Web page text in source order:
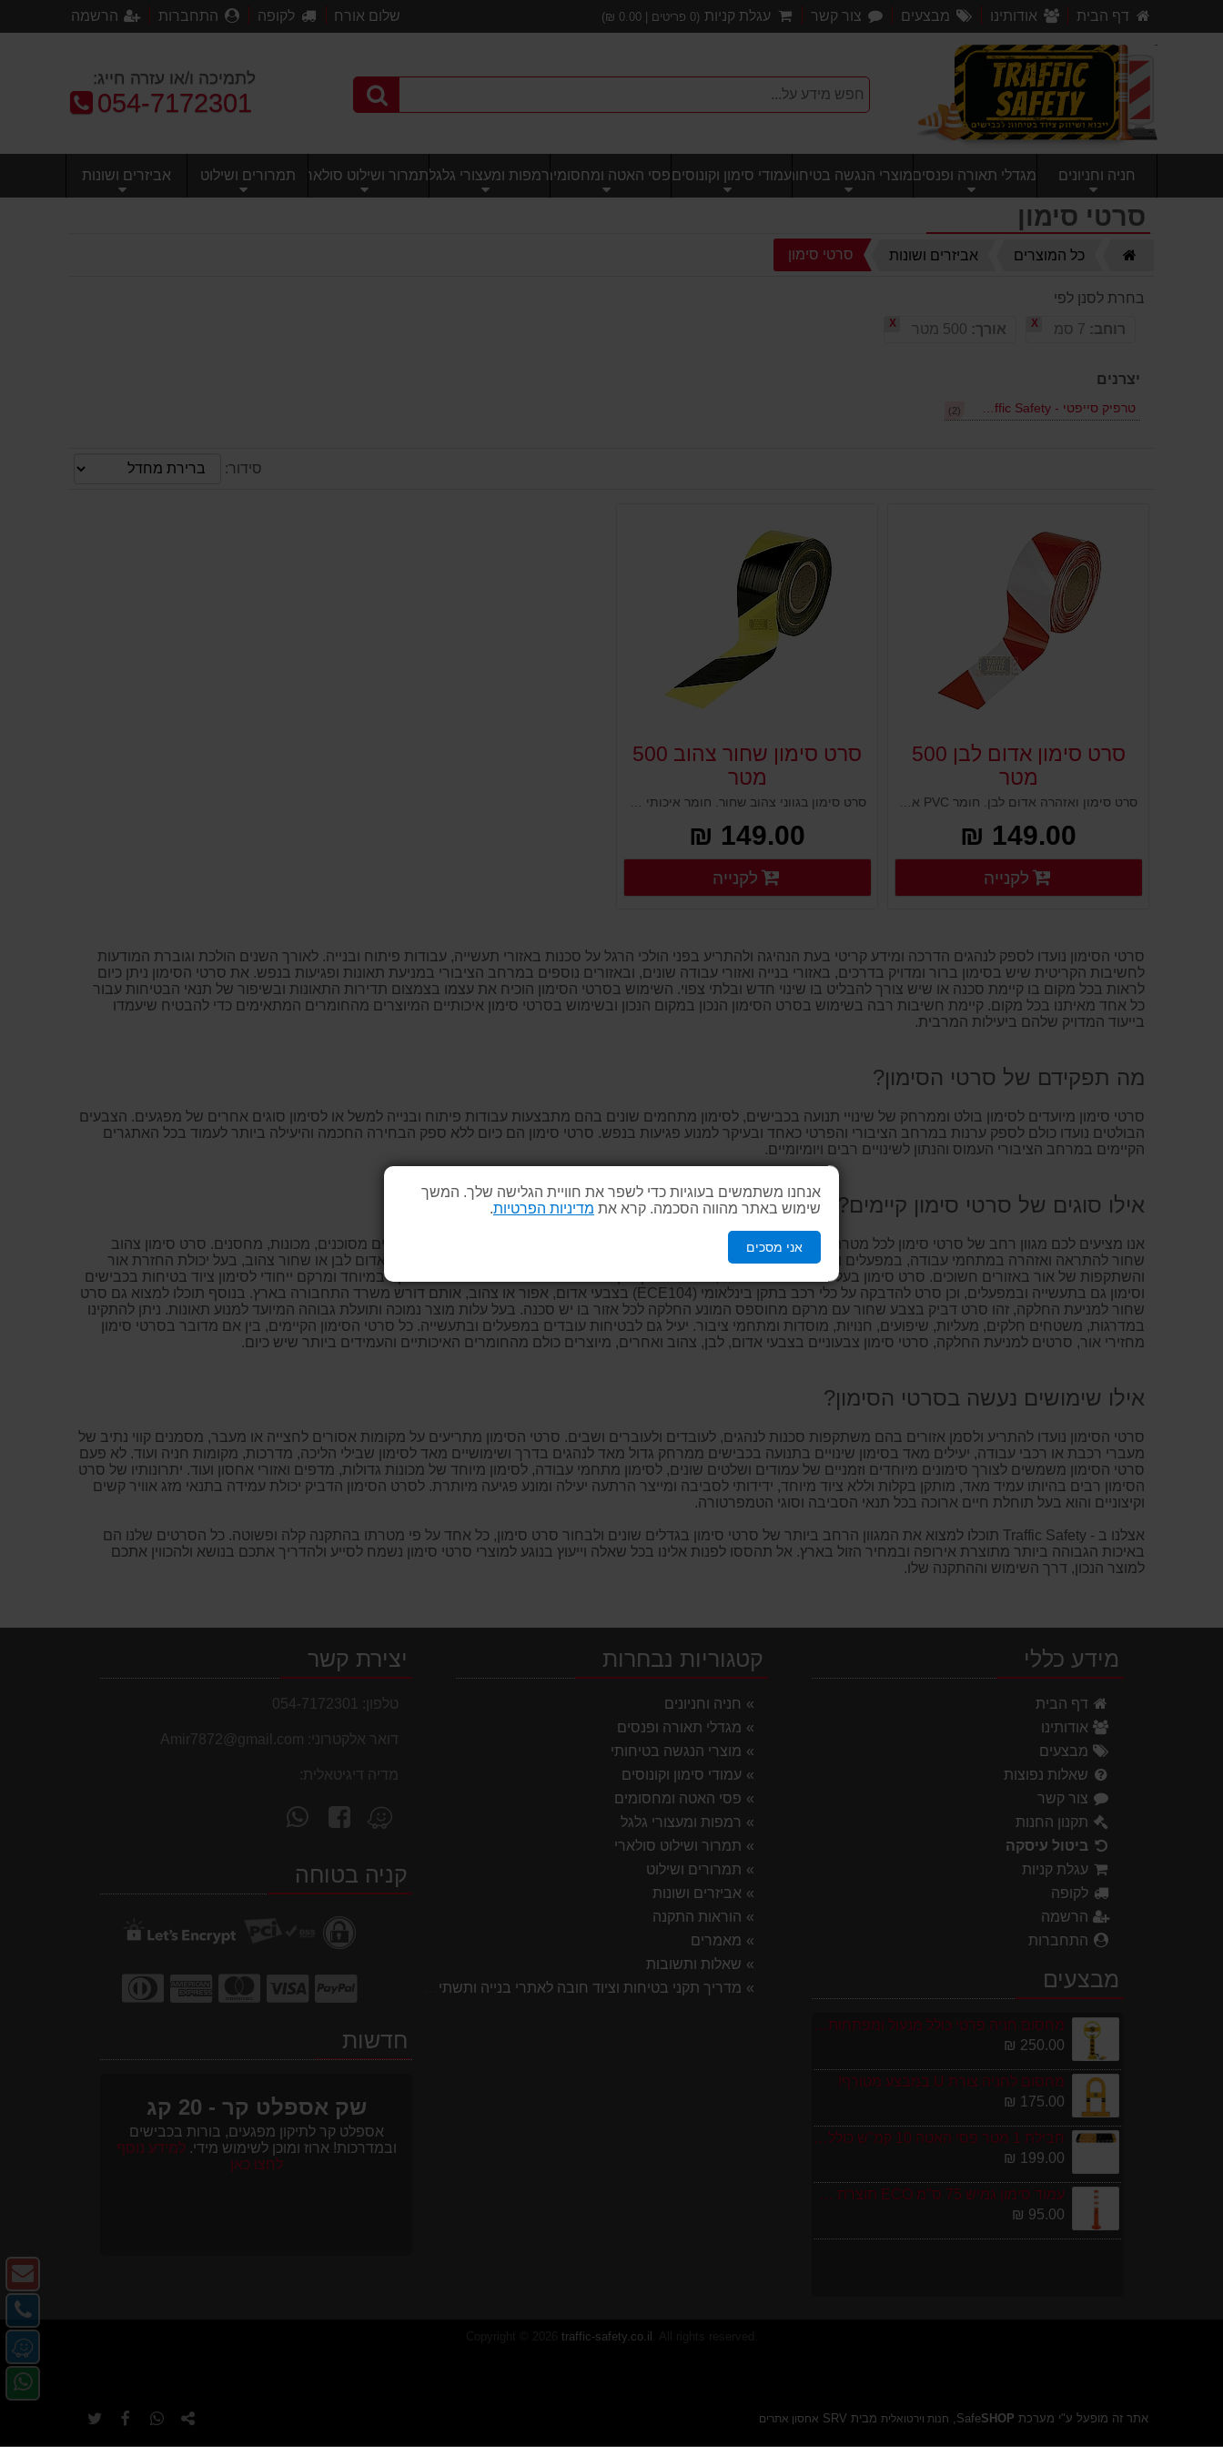
אנחנו משתמשים בעוגיות כדי לשפר את חוויית הגלישה שלך. המשך
שימוש באתר מהווה הסכמה. קרא את מדיניות הפרטיות.
אני מסכים
דף הבית אודותינו מבצעים צור קשר עגלת קניות (
0 פריטים | 0.00
₪) שלום אורח לקופה התחברות הרשמה
לתמיכה ו/או עזרה חייג:
טלפון:
054-7172301
חניה וחניונים מגדלי תאורה ופנסיםמוצרי הנגשה בטיחותיעמודי סימון וקונוסיםפסי האטה ומחסומיםרמפות ומעצורי גלגלתמרור ושילוט סולארי תמרורים ושילוט אביזרים ושונות
סרטי סימון
כל המוצרים אביזרים ושונות סרטי סימון
בחרת לסנן לפי
רוחב:
X אורך: X
יצרנים
טרפיק סייפטי - Traffic Safety (2)
סידור:
סרט סימון אדום לבן 500
מטר
סרט סימון ואזהרה אדום לבן. חומר PVC איכותי ועמיד, מיועד לסמן מתחמים ומפגעים. הצבעים הבולטים נועדו להראות למרחוק ולגרום לערנות והתראה. נועדו לסימון עמודים, ושלטים, מתחמי עבודה, אזורים מסוכנים, מכונות, מחסנים, מידוף ועוד.
149.00 ₪
פרטים נוספים
לקנייה
סרט סימון שחור צהוב 500
מטר
סרט סימון בגווני צהוב שחור. חומר איכותי וחזק, נועד לסמן מפגעים ומכשולים להתראה ואזהרה. מעולה למתחמי עבודה מפעלים ותעשיה וכמו כן לתחום בטיחות בכבישים עבודות תשתית וחניונים. אפשרויות סימון רבות ומגוונות ויעילות גבוהה במיוחד.
149.00 ₪
פרטים נוספים
לקנייה
סרטי הסימון נועדו לספק לנהגים הדרכה ומידע קריטי בעת הנהיגה ולהתריע בפני הולכי הרגל על סכנות באזורי תעשייה, עבודות פיתוח ובנייה. לאורך השנים הולכת וגוברת המודעות
לחשיבות הקריטית שיש בסימון ברור ומדויק בדרכים, באזורי בנייה ואזורי עבודה שונים, ובאזורים נוספים במרחב הציבורי במניעת תאונות ופגיעות בנפש. את סרטי הסימון ניתן כיום
לראות בכל מקום בו קיימת סכנה או שיש צורך להבליט בו שינוי חדש ובלתי צפוי. השימוש בסרטי הסימון הוכיח את עצמו בצמצום תדירות התאונות ובשיפור של תנאי הבטיחות עבור
כל אחד מאיתנו בכל מקום. קיימת חשיבות רבה בשימוש בסרט הסימון הנכון במקום הנכון ובשימוש בסרטי סימון איכותיים המיוצרים מהחומרים המתאימים כדי להבטיח שיעמדו
בייעוד המדויק שלהם ביעילות המרבית.
מה תפקידם של סרטי הסימון?
סרטי סימון מיועדים לסימון בולט וממרחק של שינויי תנועה בכבישים, לסימון מתחמים שונים בהם מתבצעות עבודות פיתוח ובנייה למשל או לסימון סוגים אחרים של מפגעים. הצבעים
הבולטים נועדו כולם לספק ערנות במרחב הציבורי והפרטי כאחד ובעיקר למנוע פגיעות בנפש. סרטי סימון הם כיום ללא ספק הבחירה החכמה והיעילה ביותר לעמוד בכל האתגרים
הקיימים במרחב הציבורי העמוס והנתון לשינויים רבים ויומיומיים.
אילו סוגים של סרטי סימון קיימים?
אנו מציעים לכם מגוון רחב של סרטי סימון לכל מטרה. סרט סימון אדום לבן
לסימון מתחמים ומפגעים, סימון עמודים ושלטים, אזורים מסוכנים, מכונות, מחסנים. סרט סימון צהוב
שחור להתראה ואזהרה במתחמי עבודה, במפעלים ותעשיה, בטיחות בכבישים, בעבודות תשתית וחניונים. סרט סימון דביק בצבע אדום לבן או שחור צהוב, בעל יכולת החזרת אור
והשתקפות של אור באזורים חשוכים. סרט סימון בעל מחזירי אור פרמיום, העשוי ממיקרו קריסטליים ובעל יכולת החזרת אור חזקה במיוחד ומרקם ייחודי לסימון ציוד בטיחות בכבישים
וסימון גם בתעשייה ובמפעלים, וכן סרט להדבקה על כלי רכב בתקן בינלאומי (ECE104) בצבעי אדום, אפור או צהוב, אותם דורש משרד התחבורה בארץ. בנוסף תוכלו למצוא גם סרט
שחור למניעת החלקה, זהו סרט דביק בצבע שחור עם מרקם מחוספס המונע החלקה לכל אזור בו יש סכנה. בעל עלות מוצר נמוכה ותועלת גבוהה המיועד למנוע תאונות. ניתן להתקינו
במדרגות, משטחים חלקים, מעליות, שיפועים, חנויות, מוסדות ומתחמי ציבור. יעיל גם לבטיחות עובדים במפעלים ובתעשייה. כל סרטי הסימון הקיימים, בין אם מדובר בסרטי סימון
מחזירי אור, סרטים למניעת החלקה, סרטי סימון צבעוניים בצבעי אדום, לבן, צהוב ואחרים, מיוצרים כולם מהחומרים האיכותיים והעמידים ביותר שיש כיום.
אילו שימושים נעשה בסרטי הסימון?
סרטי הסימון נועדו להתריע ולסמן אזורים בהם משתקפות סכנות לנהגים, לעובדים ולעוברים ושבים. סרטי הסימון מתריעים על מקומות אסורים לחצייה או מעבר, מסמנים קווי נתיב של
מעברי רכבת או רכבי עבודה, יעילים מאד בסימון שינויים בתנועה בכבישים ממרחק גדול מאד לנהגים בדרך ושימושיים מאד לסימון שבילי הליכה, מדרכות, מקומות חניה ועוד. לא פעם
סרטי הסימון משמשים לצורך סימונים מיוחדים וזמניים של עמודים ושלטים שונים, לסימון מתחמי עבודה, לסימון מיוחד של מכונות גדולות, מדפים ואזורי אחסון ועוד. יתרונותיו של סרט
הסימון רבים בהיותו עמיד מאד, מותקן בקלות וללא ציוד מיוחד, ידידותי לסביבה ומייצר הרתעה יעילה ומונע פגיעה מיותרת. לסרט הסימון הדביק יכולת עמידה בתנאי מזג אוויר קשים
וקיצוניים והוא בעל תוחלת חיים ארוכה בכל תנאי הסביבה וסוגי הטמפרטורה.
אצלנו ב - Traffic Safety תוכלו למצוא את המגוון הרחב ביותר של סרטי סימון בגדלים שונים ולבחור סרט סימון, כל אחד על פי מטרתו בהתקנה קלה ופשוטה. כל הסרטים שלנו הם
באיכות הגבוהה ביותר מתוצרת אירופה ובמחיר הזול בארץ. אל תהססו לפנות אלינו בכל שאלה וייעוץ בנוגע למוצרי סרטי סימון נשמח לסייע ולהדריך אתכם בנושא ולהכווין אתכם
למוצר הנכון, דרך השימוש וההתקנה שלו.
מידע כללי
דף הבית
אודותינו
מבצעים
שאלות נפוצות
צור קשר
תקנון החנות
ביטול עיסקה
עגלת קניות
לקופה
הרשמה
התחברות
מבצעים
מחסום חניה פרטי כולל מנעול ומפתחות גובה 70 ס"מ
250.00 ₪
מחסום לחניה צורת U במבצע מטורף!
175.00 ₪
חבילת 1 מטר פסי האטה 10 קמ''ש כולל סופיות מפלסטיק
199.00 ₪
עמוד סימון גמיש 75 ס''מ ECO תוצרת אירופה
95.00 ₪
קטגוריות נבחרות
חניה וחניונים
מגדלי תאורה ופנסים
מוצרי הנגשה בטיחותי
עמודי סימון וקונוסים
פסי האטה ומחסומים
רמפות ומעצורי גלגל
תמרור ושילוט סולארי
תמרורים ושילוט
אביזרים ושונות
הוראות התקנה
מאמרים
שאלות ותשובות
מדריך תקני בטיחות וציוד חובה לאתרי בנייה ותשתית 2026
יצירת קשר
טלפון: 054-7172301
דואר אלקטרוני: Amir7872@gmail.com
מדיה דיגיטאלית:
מצא
אותנו
Waze
עקוב
אחרינו
facebookקניה בטוחה
חדשות
שק אספלט קר - 20 קג
אספלט קר לתיקון מפגעים, בורות בכבישים
ובמדרכות! ארוז ומוכן לשימוש מידי.למידע נוסף
לחצו כאן
traffic-safety.co.il
שתף
שתף שתף
אתר זה מופעל ע"י מערכת Safe SHOP חנות וירטואלית מבית SRV אחסון אתרים
-
-